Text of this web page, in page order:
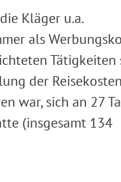
Kläger u.a.
als
Tätigkeiten
der
war, sich an 27
(insgesamt 134